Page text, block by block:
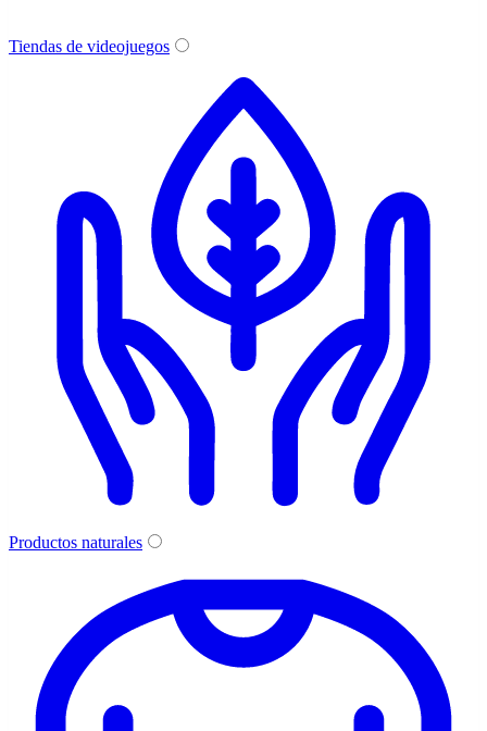
Tiendas de videojuegos
Productos naturales